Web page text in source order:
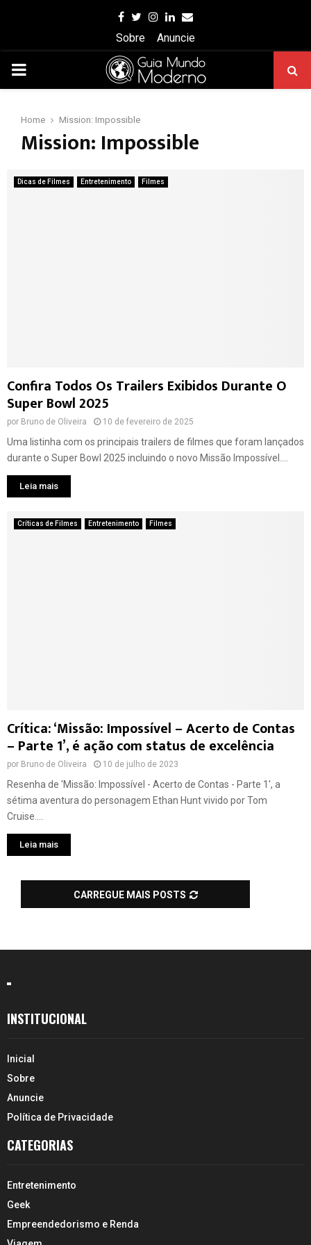
Facebook
Twitter
Instagram
Linkedin
Email
Sobre
Anuncie
PRIMARY
Home Mission: Impossible
Mission: Impossible
Dicas de Filmes Entretenimento Filmes
Confira Todos Os Trailers Exibidos Durante O
Super Bowl 2025
por Bruno de Oliveira 10 de fevereiro de 2025
Uma listinha com os principais trailers de filmes que foram lançados
durante o Super Bowl 2025 incluindo o novo Missão Impossível....
Leia mais
Críticas de Filmes Entretenimento Filmes
Crítica: ‘Missão: Impossível – Acerto de Contas
– Parte 1’, é ação com status de excelência
por Bruno de Oliveira 10 de julho de 2023
Resenha de 'Missão: Impossível - Acerto de Contas - Parte 1', a
sétima aventura do personagem Ethan Hunt vivido por Tom
Cruise....
Leia mais
CARREGUE MAIS POSTS
INSTITUCIONAL
Inicial
Sobre
Anuncie
Política de Privacidade
CATEGORIAS
Entretenimento
Geek
Empreendedorismo e Renda